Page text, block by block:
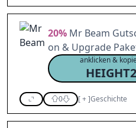
20% Mr Beam
on & Upgrade
anklicken &
0 [+]Geschichte